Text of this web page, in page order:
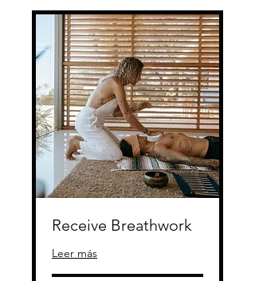
Receive Breathwork
Leer más